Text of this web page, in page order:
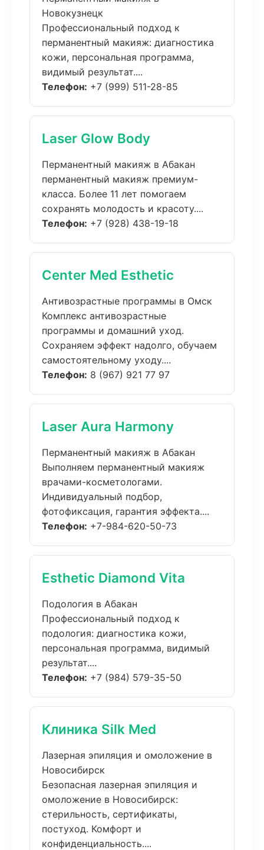
Новокузнецк
Профессиональный подход к
перманентный макияж: диагностика
кожи, персональная программа,
видимый результат....
Телефон: +7 (999) 511-28-85
Laser Glow Body
Перманентный макияж в Абакан
перманентный макияж премиум-
класса. Более 11 лет помогаем
сохранять молодость и красоту....
Телефон: +7 (928) 438-19-18
Center Med Esthetic
Антивозрастные программы в Омск
Комплекс антивозрастные
программы и домашний уход.
Сохраняем эффект надолго, обучаем
самостоятельному уходу....
Телефон: 8 (967) 921 77 97
Laser Aura Harmony
Перманентный макияж в Абакан
Выполняем перманентный макияж
врачами-косметологами.
Индивидуальный подбор,
фотофиксация, гарантия эффекта....
Телефон: +7-984-620-50-73
Esthetic Diamond Vita
Подология в Абакан
Профессиональный подход к
подология: диагностика кожи,
персональная программа, видимый
результат....
Телефон: +7 (984) 579-35-50
Клиника Silk Med
Лазерная эпиляция и омоложение в
Новосибирск
Безопасная лазерная эпиляция и
омоложение в Новосибирск:
стерильность, сертификаты,
постуход. Комфорт и
конфиденциальность....